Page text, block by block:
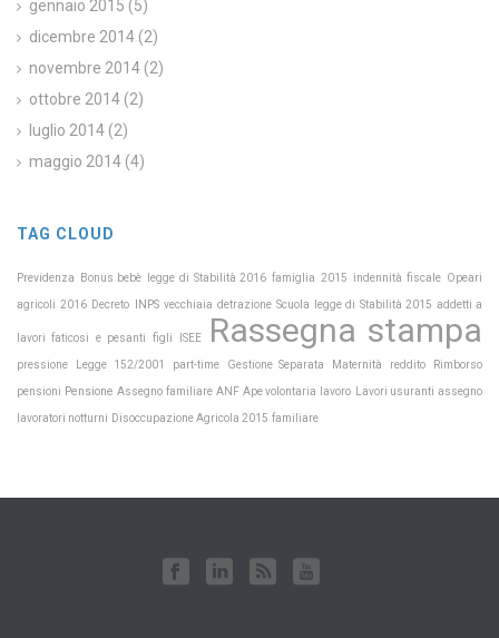
gennaio 2015 (5)
dicembre 2014 (2)
novembre 2014 (2)
ottobre 2014 (2)
luglio 2014 (2)
maggio 2014 (4)
TAG CLOUD
Previdenza Bonus bebè legge di Stabilità 2016 famiglia 2015 indennità fiscale Opeari
agricoli 2016 Decreto INPS vecchiaia detrazione Scuola legge di Stabilità 2015 addetti a
lavori faticosi e pesanti figli ISEE Rassegna stampa
pressione Legge 152/2001 part-time Gestione Separata Maternità reddito Rimborso
pensioni Pensione Assegno familiare ANF Ape volontaria lavoro Lavori usuranti assegno
lavoratori notturni Disoccupazione Agricola 2015 familiare